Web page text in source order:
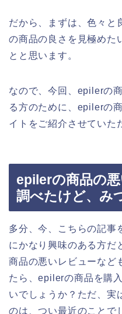
だから、まずは、色々と
の商品の良さを見極めた
とと思います。
なので、今回、epilerの
る方のために、epilerの
イトをご紹介させていた
epilerの商品の
調べたけど、み
多分、今、こちらの記事
にかなり興味のある方だ
商品の悪いレビューなど
たら、epilerの商品を購
いでしょうか？ただ、実
のは、つい最近のことで